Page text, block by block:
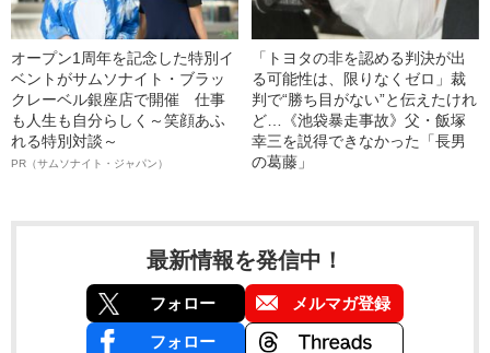
オープン1周年を記念した特別イ
ベントがサムソナイト・ブラッ
クレーベル銀座店で開催 仕事
も人生も自分らしく～笑顔あふ
れる特別対談～
PR（サムソナイト・ジャパン）
「トヨタの非を認める判決が出
る可能性は、限りなくゼロ」裁
判で“勝ち目がない”と伝えたけれ
ど…《池袋暴走事故》父・飯塚
幸三を説得できなかった「長男
の葛藤」
最新情報を発信中！
フォロー メルマガ登録
フォロー